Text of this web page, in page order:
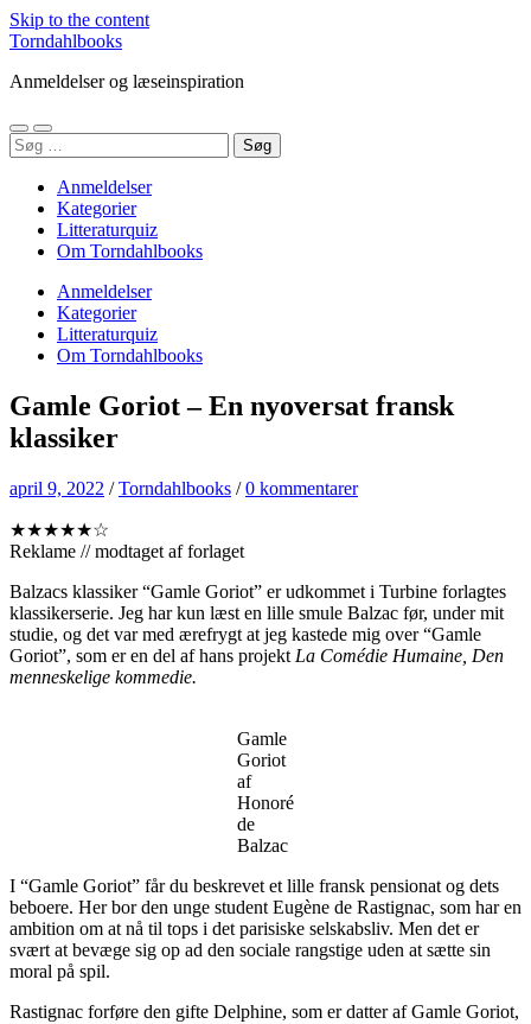
Skip to the content
Torndahlbooks
Anmeldelser og læseinspiration
Toggle
mobile
Toggle
search
Søg
efter:
Anmeldelser
Kategorier
Litteraturquiz
Om Torndahlbooks
Anmeldelser
Kategorier
Litteraturquiz
Om Torndahlbooks
Gamle Goriot – En nyoversat fransk
klassiker
april 9, 2022 /Torndahlbooks /0 kommentarer
★★★★★☆
Reklame // modtaget af forlaget
Balzacs klassiker “Gamle Goriot” er udkommet i Turbine forlagtes
klassikerserie. Jeg har kun læst en lille smule Balzac før, under mit
studie, og det var med ærefrygt at jeg kastede mig over “Gamle
Goriot”, som er en del af hans projekt La Comédie Humaine, Den
menneskelige kommedie.
Gamle
Goriot
af
Honoré
de
Balzac
I “Gamle Goriot” får du beskrevet et lille fransk pensionat og dets
beboere. Her bor den unge student Eugène de Rastignac, som har en
ambition om at nå til tops i det parisiske selskabsliv. Men det er
svært at bevæge sig op ad den sociale rangstige uden at sætte sin
moral på spil.
Rastignac forføre den gifte Delphine, som er datter af Gamle Goriot,